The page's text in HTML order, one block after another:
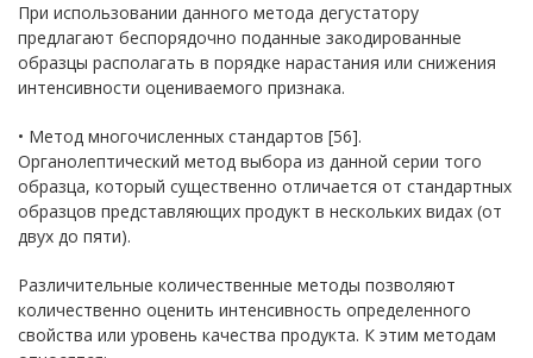
При использовании данного метода дегустатору
предлагают беспорядочно поданные закодированные
образцы располагать в порядке нарастания или снижения
интенсивности оцениваемого признака.
• Метод многочисленных стандартов [56].
Органолептический метод выбора из данной серии того
образца, который существенно отличается от стандартных
образцов представляющих продукт в нескольких видах (от
двух до пяти).
Различительные количественные методы позволяют
количественно оценить интенсивность определенного
свойства или уровень качества продукта. К этим методам